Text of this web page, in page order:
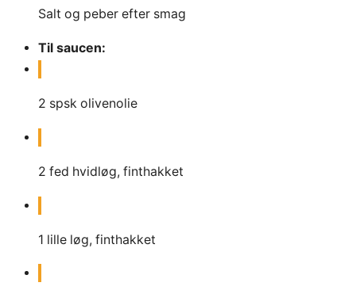
Salt og peber efter smag
Til saucen:
2 spsk olivenolie
2 fed hvidløg, finthakket
1 lille løg, finthakket